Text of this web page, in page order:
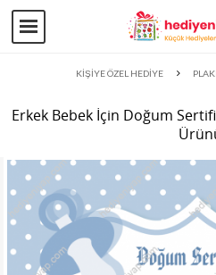
KİŞİYE ÖZEL HEDİYE
Erkek Bebek İçin Doğum